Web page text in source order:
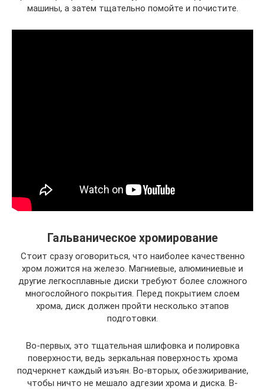
машины, а затем тщательно помойте и почистите.
Гальваническое хромирование
Стоит сразу оговориться, что наиболее качественно
хром ложится на железо. Магниевые, алюминиевые и
другие легкосплавные диски требуют более сложного
многослойного покрытия. Перед покрытием слоем
хрома, диск должен пройти несколько этапов
подготовки.
Во-первых, это тщательная шлифовка и полировка
поверхности, ведь зеркальная поверхность хрома
подчеркнет каждый изъян. Во-вторых, обезжиривание,
чтобы ничто не мешало адгезии хрома и диска. В-